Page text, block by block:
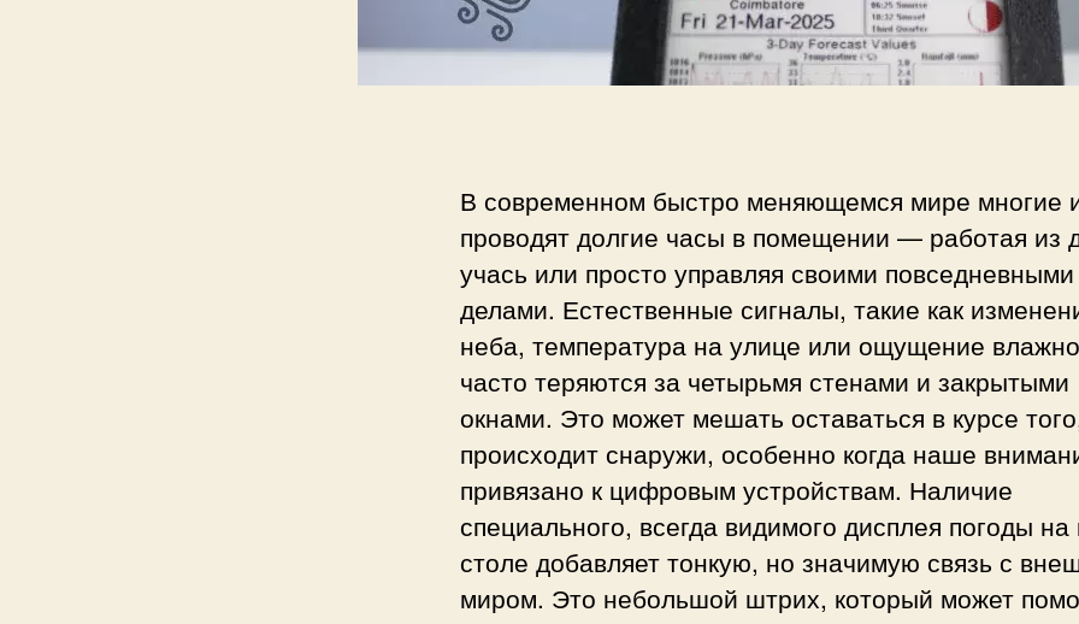
с
и
о
л
я
м
е
е
о
с
т
н
и
я
с
В современном быстро меняющемся мире многие
проводят долгие часы в помещении — работая из
учась или просто управляя своими повседневными
делами. Естественные сигналы, такие как
неба, температура на улице или ощущение
часто теряются за четырьмя стенами и закрытыми
окнами. Это может мешать оставаться в курсе
происходит снаружи, особенно когда наше
привязано к цифровым устройствам. Наличие
специального, всегда видимого дисплея погоды на
столе добавляет тонкую, но значимую связь с
миром. Это небольшой штрих, который может